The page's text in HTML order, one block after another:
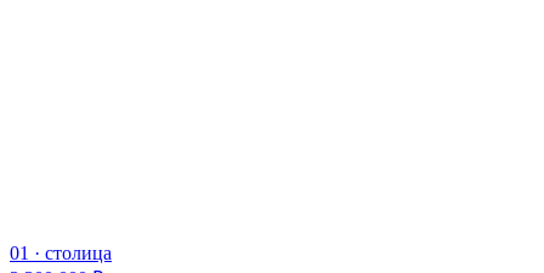
01 · столица